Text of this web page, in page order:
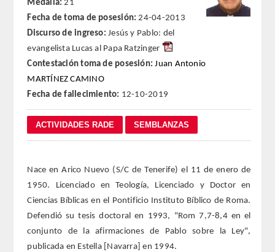
NORMATIVA
ESTATUTOS
REGLAMENTO
ACADÉMICOS
SECCIONES
TEOLOGÍA
HUMANIDADES
Medalla: 21
Fecha de toma de posesión: 24-04-2013
Discurso de ingreso:Jesús y Pablo: del
evangelista Lucas al Papa Ratzinger
Contestación toma de posesión:Juan Antonio
MARTÍNEZ CAMINO
Fecha de fallecimiento: 12-10-2019
Nace en Arico Nuevo (S/C de Tenerife) el 11 de enero de
1950. Licenciado en Teología, Licenciado y Doctor en
Ciencias Bíblicas en el Pontificio Instituto Bíblico de Roma.
Defendió su tesis doctoral en 1993, "Rom 7,7-8,4 en el
conjunto de la afirmaciones de Pablo sobre la Ley",
publicada en Estella [Navarra] en 1994.